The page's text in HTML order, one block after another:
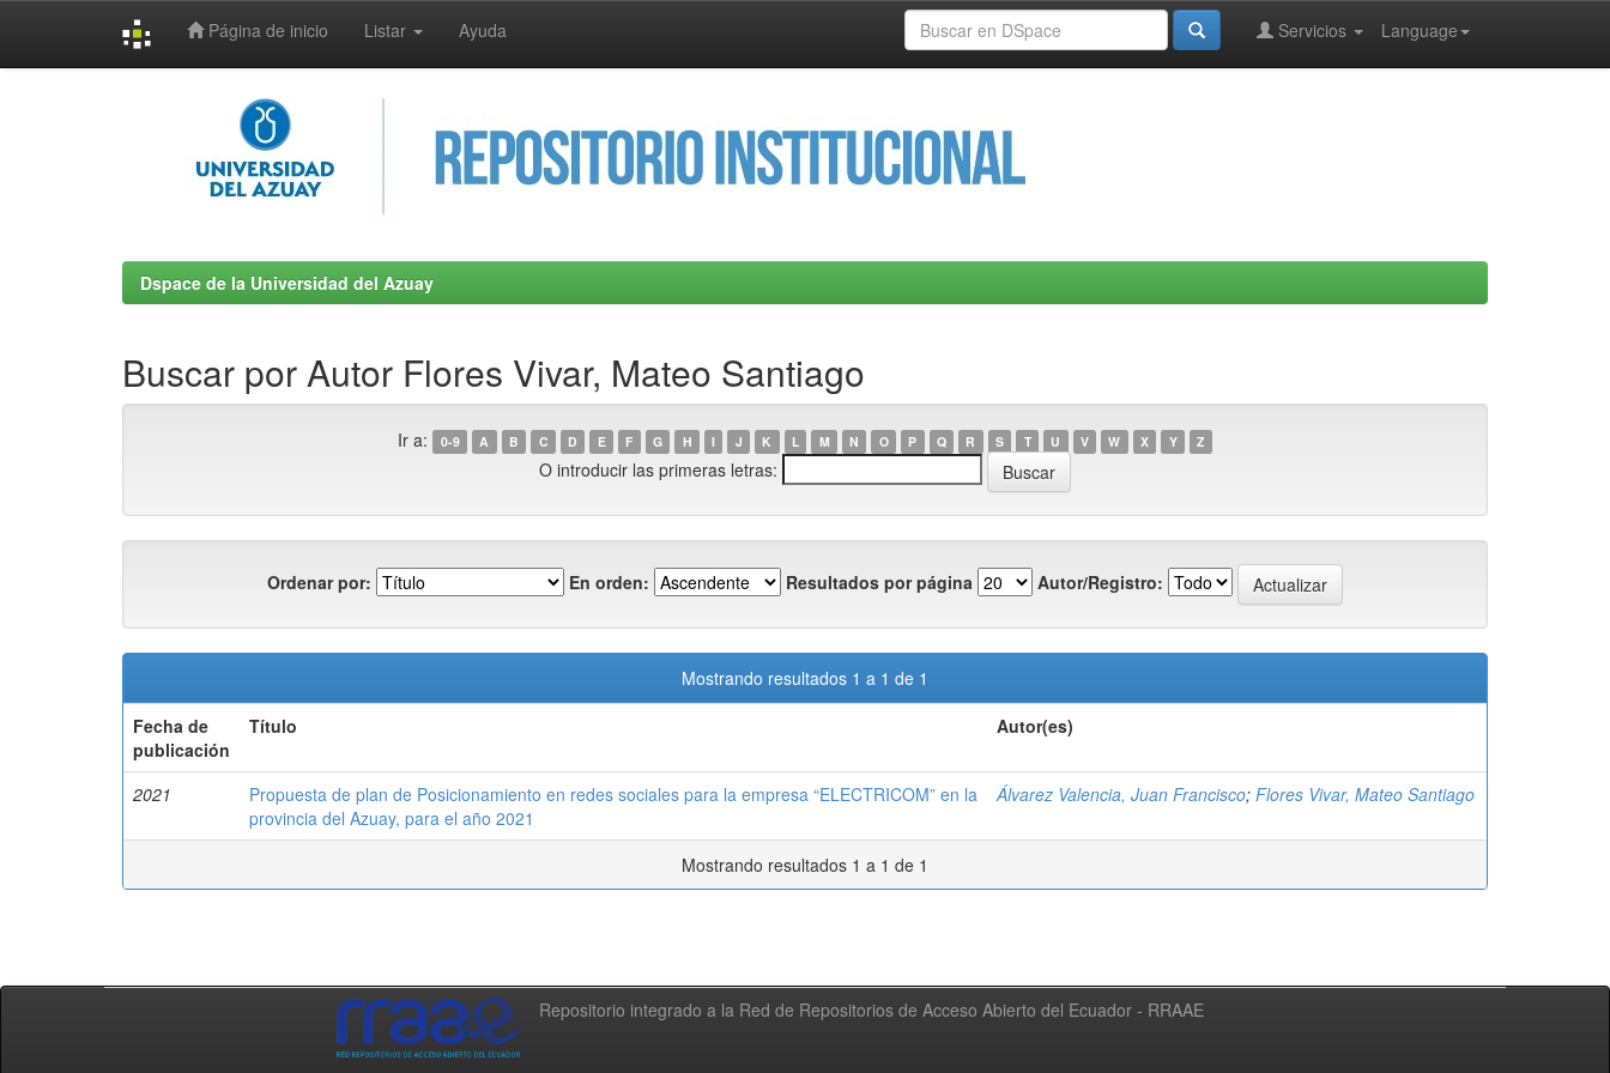
Página de inicio Listar Ayuda Language
Servicios
Dspace de la Universidad del Azuay
Buscar por Autor Flores Vivar, Mateo Santiago
Ir a: 0-9 A B C D E F G H I J K L M N O P Q R S T U V W X Y Z
O introducir las primeras letras:
Ordenar por: En orden: Resultados por página Autor/Registro:
Mostrando resultados 1 a 1 de 1
Fecha de
publicación
Título Autor(es)
2021
Propuesta de plan de Posicionamiento en redes sociales para la empresa “ELECTRICOM” en la
provincia del Azuay, para el año 2021
Álvarez Valencia, Juan Francisco; Flores Vivar, Mateo Santiago
Mostrando resultados 1 a 1 de 1
Repositorio integrado a la Red de Repositorios de Acceso Abierto del Ecuador - RRAAE